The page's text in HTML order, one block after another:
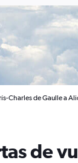
Charles de Gaulle a
de